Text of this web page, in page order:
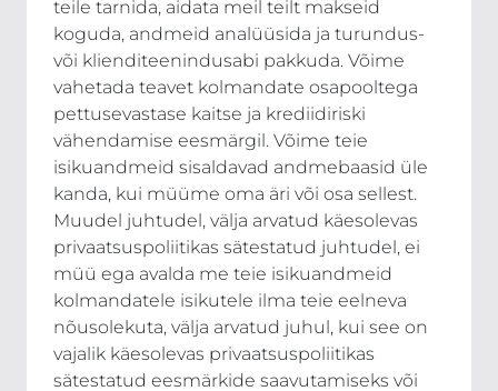
teile tarnida, aidata meil teilt makseid
koguda, andmeid analüüsida ja turundus-
või klienditeenindusabi pakkuda. Võime
vahetada teavet kolmandate osapooltega
pettusevastase kaitse ja krediidiriski
vähendamise eesmärgil. Võime teie
isikuandmeid sisaldavad andmebaasid üle
kanda, kui müüme oma äri või osa sellest.
Muudel juhtudel, välja arvatud käesolevas
privaatsuspoliitikas sätestatud juhtudel, ei
müü ega avalda me teie isikuandmeid
kolmandatele isikutele ilma teie eelneva
nõusolekuta, välja arvatud juhul, kui see on
vajalik käesolevas privaatsuspoliitikas
sätestatud eesmärkide saavutamiseks või